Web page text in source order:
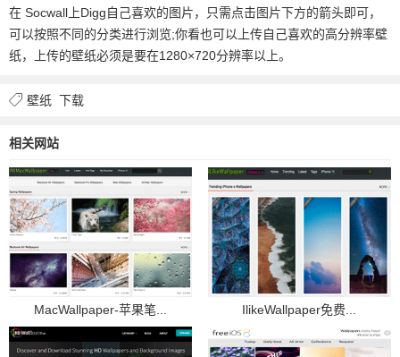
在 Socwall上Digg自己喜欢的图片，只需点击图片下方的箭头即可，
可以按照不同的分类进行浏览;你看也可以上传自己喜欢的高分辨率壁
纸，上传的壁纸必须是要在1280×720分辨率以上。
壁纸 下载
相关网站
MacWallpaper-苹果笔... IlikeWallpaper免费...